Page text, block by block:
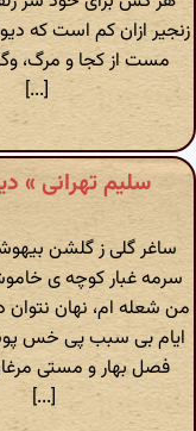
زنجیر ازان کم است که
مست از کجا و مرگ،
[...]
سلیم تهرانی »
ساغر گلی ز گلشن
سرمه غبار کوچه ی
من شعله ام، نهان
ایام بی سبب پی خس
فصل بهار و مستی
[...]